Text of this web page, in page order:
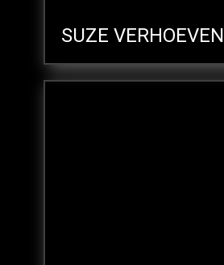
SUZE VERHOEVEN